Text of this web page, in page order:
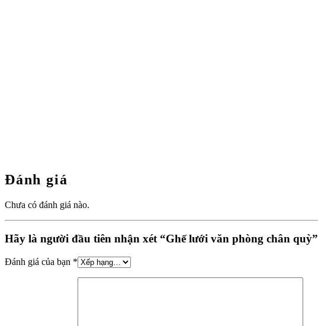
Đánh giá
Chưa có đánh giá nào.
Hãy là người đầu tiên nhận xét “Ghế lưới văn phòng chân quỳ”
Đánh giá của bạn *